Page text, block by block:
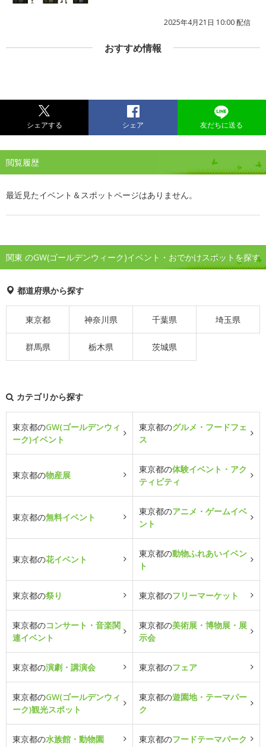
2025年4月21日 10:00 配信
おすすめ情報
シェアする シェア 友だちに送る
閲覧履歴
最近見たイベント＆スポットページはありません。
関東 のGW(ゴールデンウィーク)イベント・おでかけスポットを探す
都道府県から探す
東京都 神奈川県 千葉県 埼玉県
群馬県 栃木県 茨城県
カテゴリから探す
東京都のGW(ゴールデンウィ
ーク)イベント
東京都のグルメ・フードフェ
ス
東京都の物産展
東京都の体験イベント・アク
ティビティ
東京都の無料イベント
東京都のアニメ・ゲームイベ
ント
東京都の花イベント
東京都の動物ふれあいイベン
ト
東京都の祭り 東京都のフリーマーケット
東京都のコンサート・音楽関
連イベント
東京都の美術展・博物展・展
示会
東京都の演劇・講演会 東京都のフェア
東京都のGW(ゴールデンウィ
ーク)観光スポット
東京都の遊園地・テーマパー
ク
東京都の水族館・動物園 東京都のフードテーマパーク